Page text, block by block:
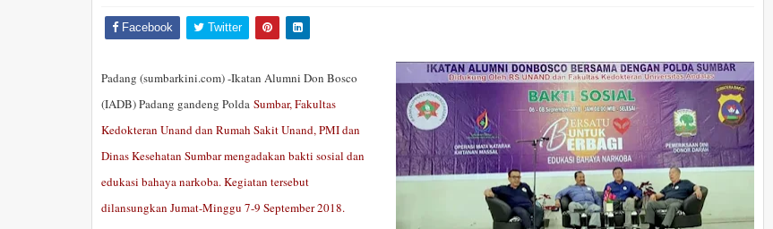
Facebook Twitter
Padang (sumbarkini.com)-Ikatan Alumni Don Bosco
(IADB) Padang gandeng Polda Sumbar, Fakultas
Kedokteran Unand dan Rumah Sakit Unand, PMI dan
Dinas Kesehatan Sumbar mengadakan bakti sosial dan
edukasi bahaya narkoba. Kegiatan tersebut
dilansungkan Jumat-Minggu 7-9 September 2018.